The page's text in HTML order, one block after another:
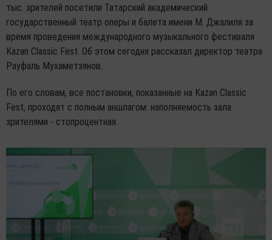
тыс. зрителей посетили Татарский академический
государственный театр оперы и балета имени М. Джалиля за
время проведения международного музыкального фестиваля
Kazan Classic Fest. Об этом сегодня рассказал директор театра
Рауфаль Мухаметзянов.
По его словам, все постановки, показанные на Kazan Classic
Fest, проходят с полным аншлагом: наполняемость зала
зрителями - стопроцентная.